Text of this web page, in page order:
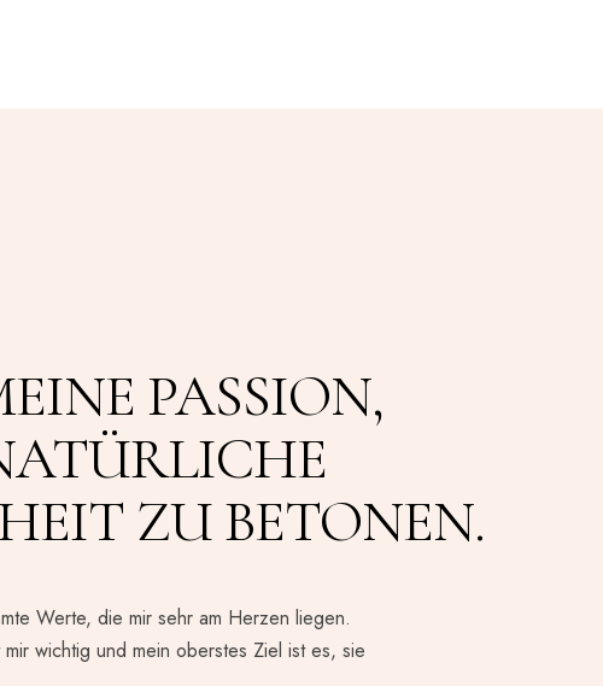
PASSION,
ZU BETONEN.
Werte, die mir sehr am Herzen liegen.
wichtig und mein oberstes Ziel ist es, sie